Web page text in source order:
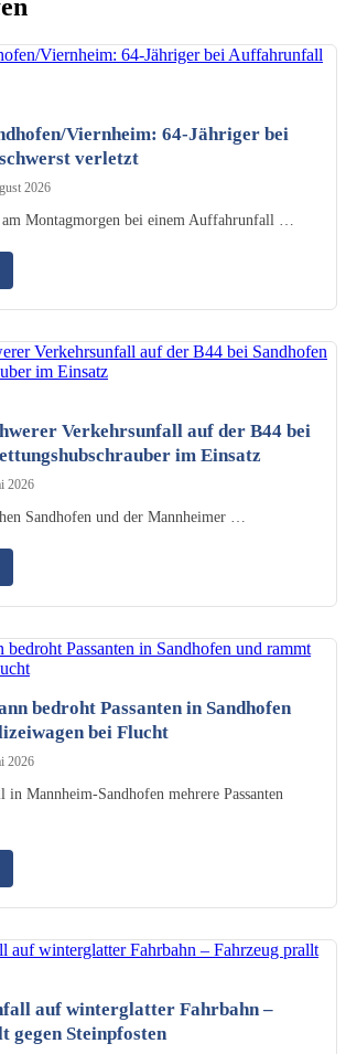
Viernheim: 64-Jähriger bei
verletzt
2026
Montagmorgen bei einem Auffahrunfall …
Verkehrsunfall auf der B44 bei
im Einsatz
2026
Sandhofen und der Mannheimer …
bedroht Passanten in Sandhofen
bei Flucht
2026
Mannheim-Sandhofen mehrere Passanten
auf winterglatter Fahrbahn –
gegen Steinpfosten